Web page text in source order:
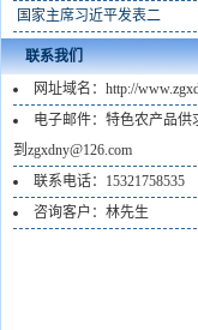
国家主席习近平发表二
联系我们
网址域名：http://
电子邮件：特色农产品供
到zgxdny@126.com
联系电话：15321758535
咨询客户：林先生